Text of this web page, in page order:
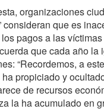
organizaciones
consideran que es
pagos a las
que cada año la
“Recordemos, a
propiciado y
de recursos
la ha acumulado en